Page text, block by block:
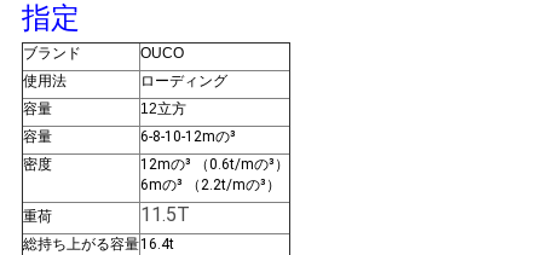
地
図
プ
ラ
指定
ブランド
OUCO
使用法
ローディング
容量
12立方
容量
6-8-10-12mの³
密度
12mの³ （0.6t/mの³）
6mの³ （2.2t/mの³）
重荷
11.5T
総持ち上がる容量16.4t